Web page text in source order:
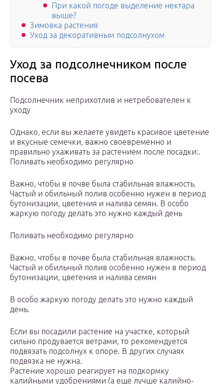
При какой погоде выделение нектара
выше?
Зимовка растения
Уход за декоративным подсолнухом
Уход за подсолнечником после
посева
Подсолнечник неприхотлив и нетребователен к
уходу
Однако, если вы желаете увидеть красивое цветение
и вкусные семечки, важно своевременно и
правильно ухаживать за растением после посадки:.
Поливать необходимо регулярно
Важно, чтобы в почве была стабильная влажность.
Частый и обильный полив особенно нужен в период
бутонизации, цветения и налива семян. В особо
жаркую погоду делать это нужно каждый день
Поливать необходимо регулярно
Важно, чтобы в почве была стабильная влажность.
Частый и обильный полив особенно нужен в период
бутонизации, цветения и налива семян
В особо жаркую погоду делать это нужно каждый
день.
Если вы посадили растение на участке, который
сильно продувается ветрами, то рекомендуется
подвязать подсолнух к опоре. В других случаях
подвязка не нужна.
Растение хорошо реагирует на подкормку
калийными удобрениями (а еще лучше калийно-